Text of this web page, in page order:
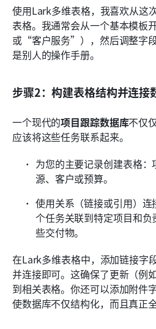
使用Lark多维表格，我喜欢从这
表格。我通常会从一个基本模板
或“客户服务”），然后调整字
是别人的操作手册。
步骤2：构建表格结构并连接
一个现代的项目跟踪数据库不仅
应该将这些任务联系起来。
为您的主要记录创建表格
源、客户或预算。
使用关系（链接或引用）
个任务关联到特定项目和
些交付物。
在Lark多维表格中，添加链接
并连接即可。这确保了更新（例
到相关表格。你还可以添加附件
使数据库不仅结构化，而且真正全